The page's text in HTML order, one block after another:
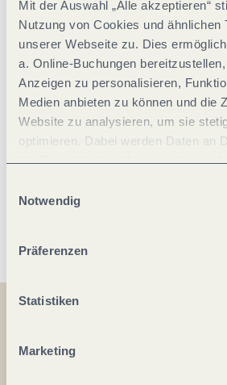
Mit der Auswahl „Alle akzeptieren“
Nutzung von Cookies und ähnlichen
unserer Webseite zu. Dies
a. Online-Buchungen
Anzeigen zu personalisieren,
Medien anbieten zu können und die
Website zu analysieren, um sie
optimieren. Dabei werden Daten an
der Europäischen Union
jederzeit widerrufen werden. Mit der
ablehnen" kann es zu
Notwendig
Präferenzen
Statistiken
Marketing
Ausstattung Zimmer/
Fremdsprachen
Sport / Freizeit